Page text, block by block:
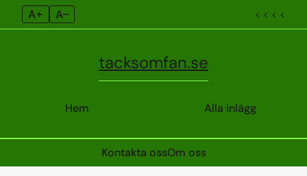
A+ A– < < < <
Hem
tacksomfan.se
Alla inlägg
Kontakta ossOm oss